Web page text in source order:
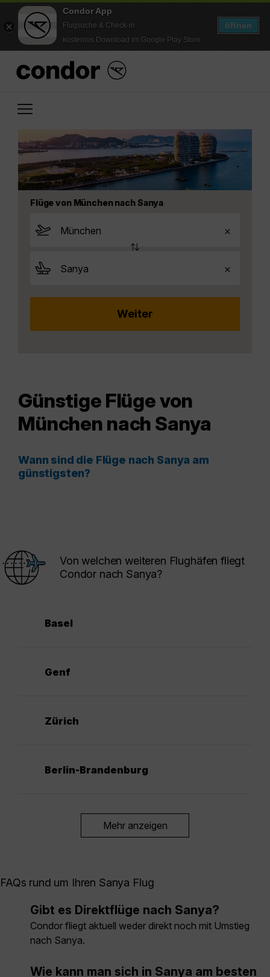
Condor App
Flugsuche & Check-in
kostenlos Download im Google Play Store
öffnen
Flüge von München nach Sanya
Günstige Flüge von
München nach Sanya
Wann sind die Flüge nach Sanya am
günstigsten?
Von welchen weiteren Flughäfen fliegt
Condor nach Sanya?
Basel
Genf
Zürich
Berlin-Brandenburg
Mehr anzeigen
FAQs rund um Ihren Sanya Flug
Gibt es Direktflüge nach Sanya?
Condor fliegt aktuell weder direkt noch mit Umstieg
nach Sanya.
Wie kann man sich in Sanya am besten